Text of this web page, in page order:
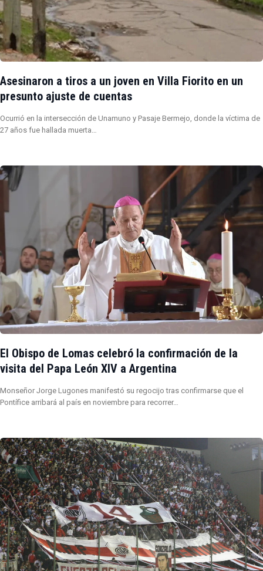
Asesinaron a tiros a un joven en Villa Fiorito en un
presunto ajuste de cuentas
Ocurrió en la intersección de Unamuno y Pasaje Bermejo, donde la víctima de
27 años fue hallada muerta…
El Obispo de Lomas celebró la confirmación de la
visita del Papa León XIV a Argentina
Monseñor Jorge Lugones manifestó su regocijo tras confirmarse que el
Pontífice arribará al país en noviembre para recorrer…